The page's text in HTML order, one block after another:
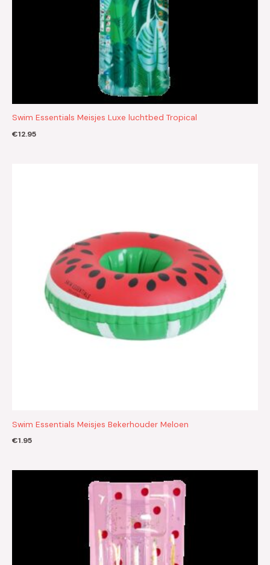
Swim Essentials Meisjes Luxe luchtbed Tropical
€12.95
Swim Essentials Meisjes Bekerhouder Meloen
€1.95